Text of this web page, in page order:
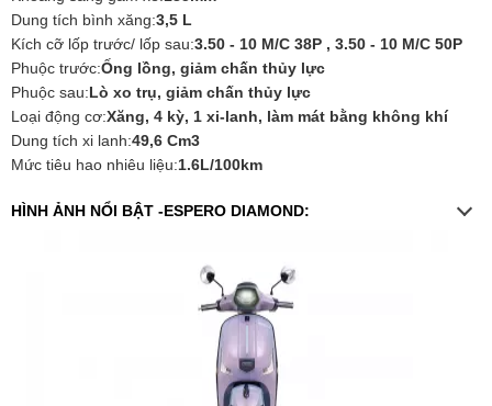
Dung tích bình xăng:3,5 L
Kích cỡ lốp trước/ lốp sau:3.50 - 10 M/C 38P , 3.50 - 10 M/C 50P
Phuộc trước:Ống lồng, giảm chấn thủy lực
Phuộc sau:Lò xo trụ, giảm chấn thủy lực
Loại động cơ:Xăng, 4 kỳ, 1 xi-lanh, làm mát bằng không khí
Dung tích xi lanh:49,6 Cm3
Mức tiêu hao nhiêu liệu:1.6L/100km
HÌNH ẢNH NỔI BẬT -ESPERO DIAMOND: